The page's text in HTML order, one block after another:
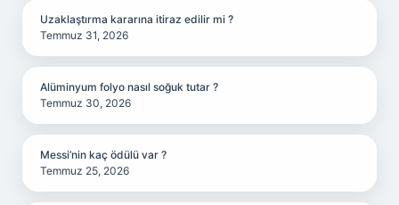
Uzaklaştırma kararına itiraz edilir mi ?
Temmuz 31, 2026
Alüminyum folyo nasıl soğuk tutar ?
Temmuz 30, 2026
Messi’nin kaç ödülü var ?
Temmuz 25, 2026